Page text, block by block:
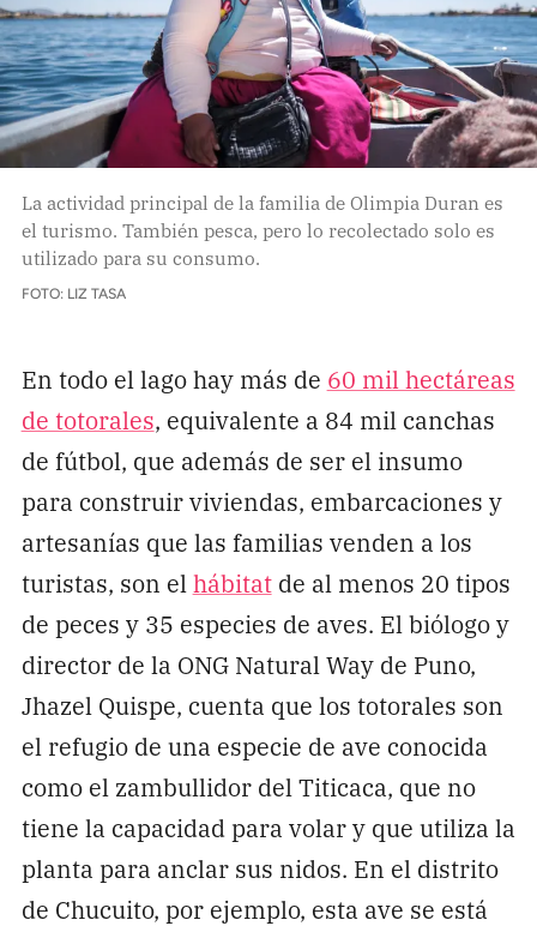
La actividad principal de la familia de Olimpia Duran es
el turismo. También pesca, pero lo recolectado solo es
utilizado para su consumo.
FOTO: LIZ TASA
En todo el lago hay más de 60 mil hectáreas
de totorales, equivalente a 84 mil canchas
de fútbol, que además de ser el insumo
para construir viviendas, embarcaciones y
artesanías que las familias venden a los
turistas, son elhábitatde al menos 20 tipos
de peces y 35 especies de aves. El biólogo y
director de la ONG Natural Way de Puno,
Jhazel Quispe, cuenta que los totorales son
el refugio de una especie de ave conocida
como el zambullidor del Titicaca, que no
tiene la capacidad para volar y que utiliza la
planta para anclar sus nidos. En el distrito
de Chucuito, por ejemplo, esta ave se está